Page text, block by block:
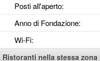
Posti all'aperto:
Anno di Fondazione:
Wi-Fi:
Ristoranti nella stessa zona